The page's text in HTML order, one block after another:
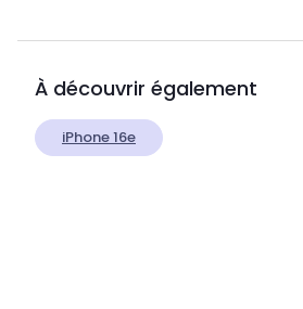
À découvrir également
iPhone 16e